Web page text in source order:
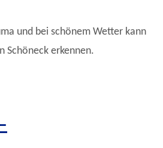
und bei schönem Wetter kann
Schöneck erkennen.